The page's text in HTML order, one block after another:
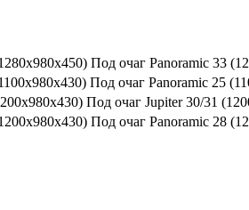
Под очаг Panoramic 33
Под очаг Panoramic 25
Под очаг Jupiter 30/31
Под очаг Panoramic 28